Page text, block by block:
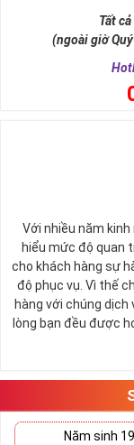
hồng mao. Bởi đây
các số còn lại nó đại
đạt, người có vị thế
thương trường. Sở
sẽ giúp bạn xây
doanh biến nó thành
Tất
(ngoài giờ
Với nhiều năm
hiểu mức độ quan
cho khách hàng sự
độ phục vụ. Vì thế
hàng với chúng dịch
lòng bạn đều được
Năm sinh